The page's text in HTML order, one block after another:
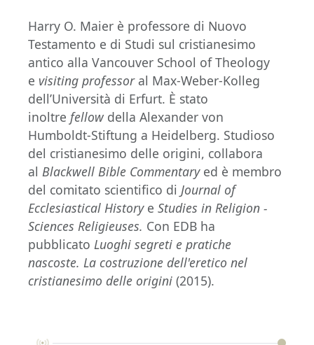
Harry O. Maier è professore di Nuovo
Testamento e di Studi sul cristianesimo
antico alla Vancouver School of Theology
e visiting professoral Max-Weber-Kolleg
dell’Università di Erfurt. È stato
inoltre fellowdella Alexander von
Humboldt-Stiftung a Heidelberg. Studioso
del cristianesimo delle origini, collabora
al Blackwell Bible Commentary ed è membro
del comitato scientifico di Journal of
Ecclesiastical Historye Studies in Religion -
Sciences Religieuses. Con EDB ha
pubblicato Luoghi segreti e pratiche
nascoste. La costruzione dell'eretico nel
cristianesimo delle origini (2015).